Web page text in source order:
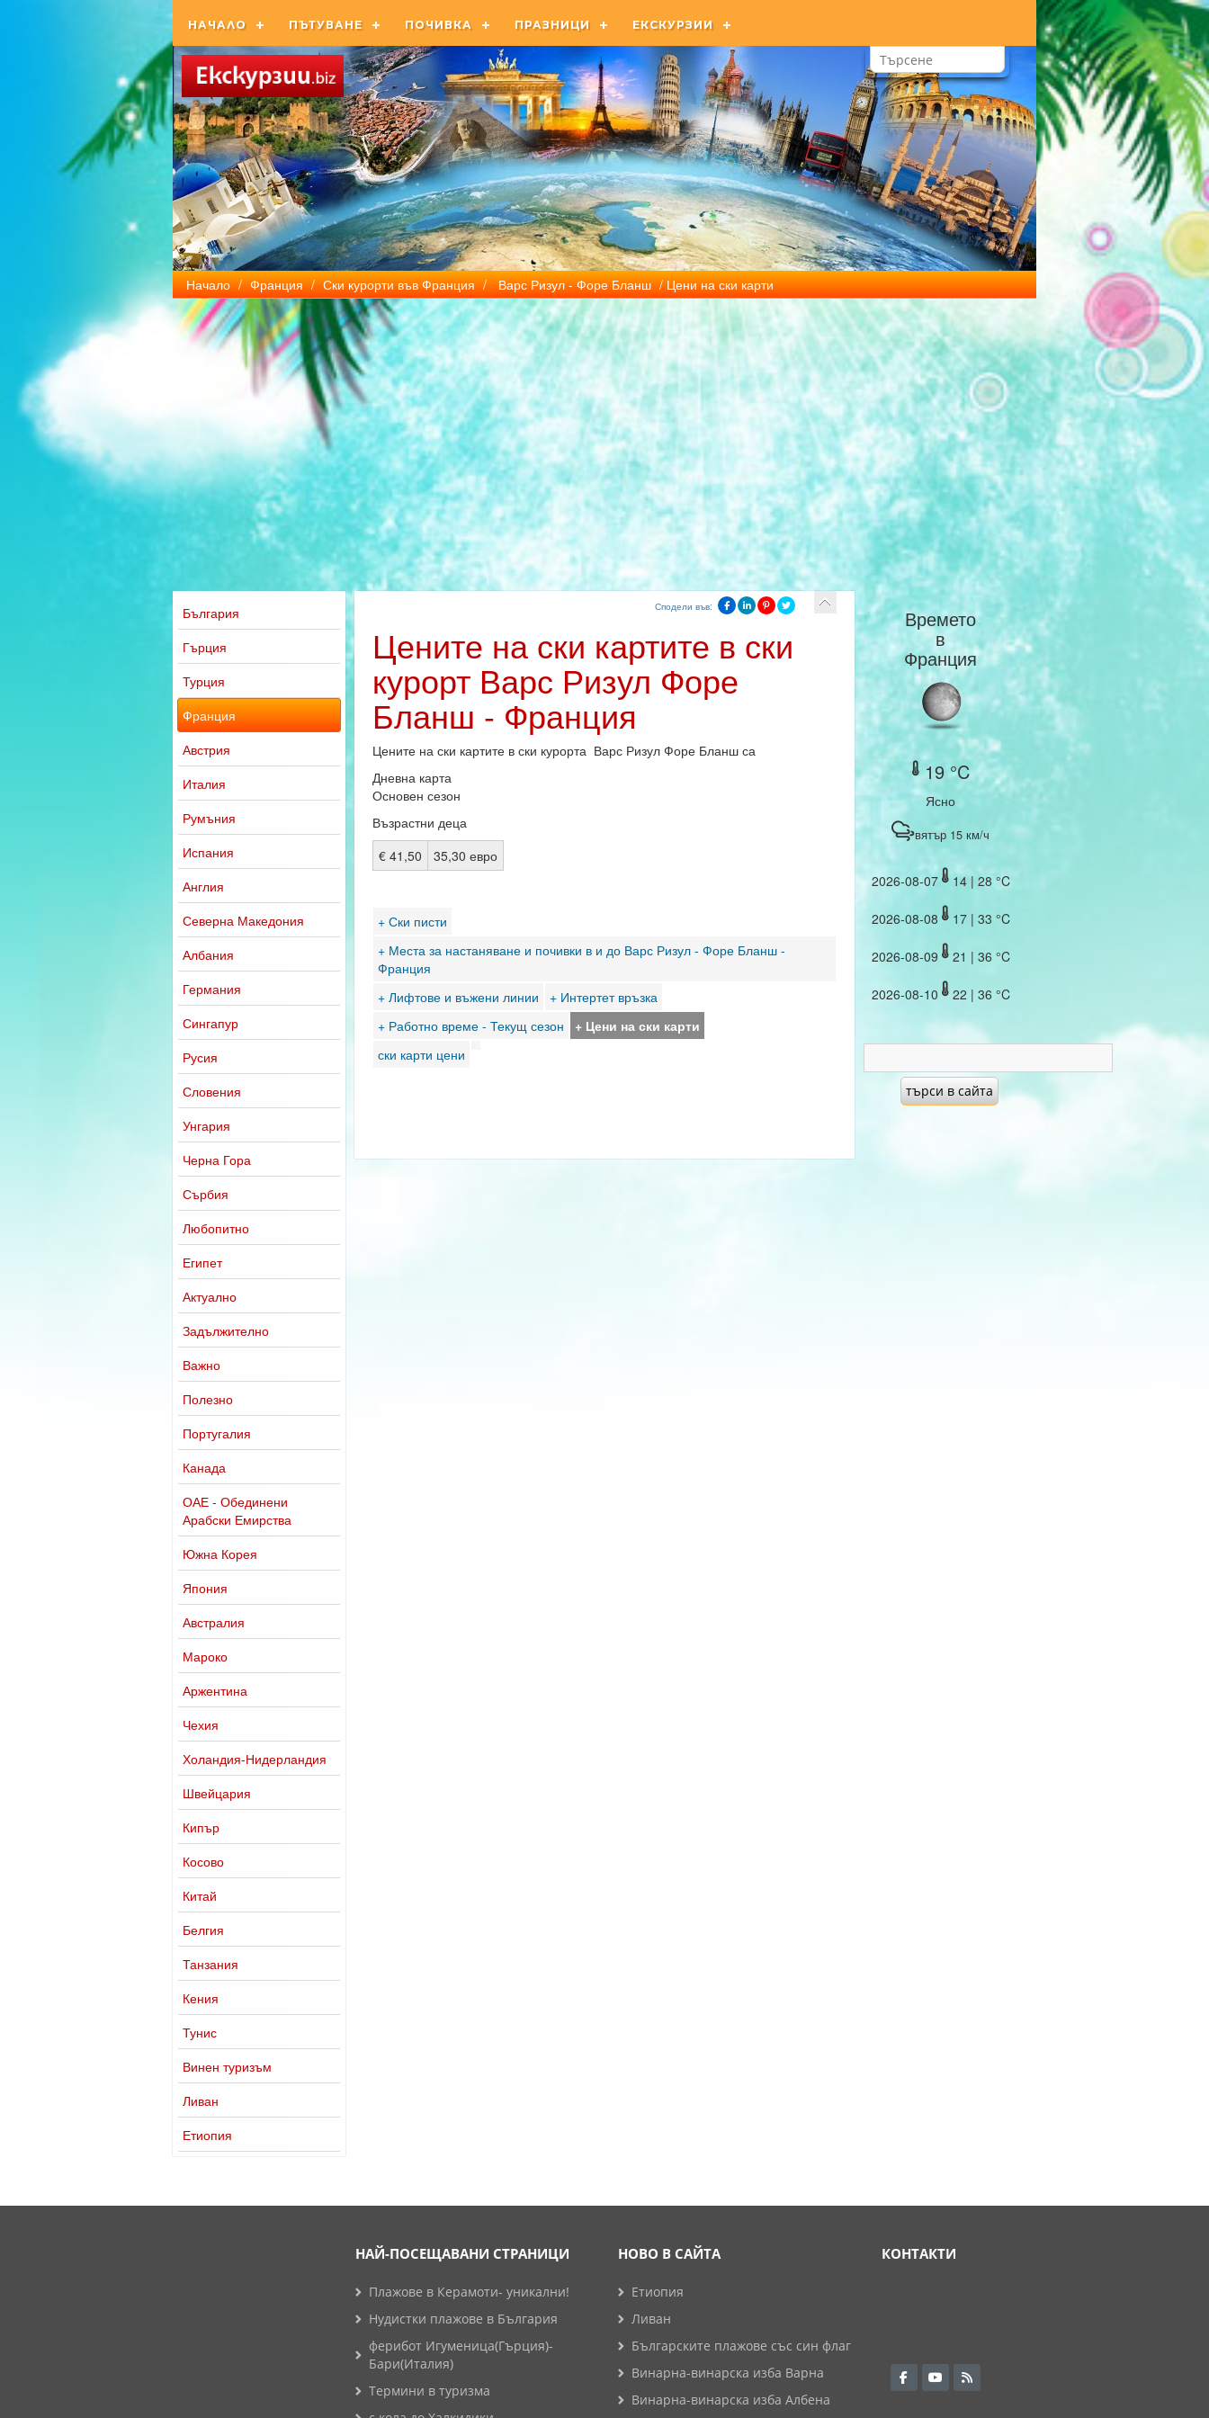
НАЧАЛО ПЪТУВАНЕ ПОЧИВКА ПРАЗНИЦИ ЕКСКУРЗИИ
Начало / Франция / Ски курорти във Франция / Варс Ризул - Форе Бланш / Цени на ски карти
България
Гърция
Турция
Франция
Австрия
Италия
Румъния
Испания
Англия
Северна Македония
Албания
Германия
Сингапур
Русия
Словения
Унгария
Черна Гора
Сърбия
Любопитно
Египет
Актуално
Задължително
Важно
Полезно
Португалия
Канада
ОАЕ - Обединени
Арабски Емирства
Южна Корея
Япония
Австралия
Мароко
Аржентина
Чехия
Холандия-Нидерландия
Швейцария
Кипър
Косово
Китай
Белгия
Танзания
Кения
Тунис
Винен туризъм
Ливан
Етиопия
Сподели във:
Цените на ски картите в ски
курорт Варс Ризул Форе
Бланш - Франция
Цените на ски картите в ски курорта Варс Ризул Форе Бланш са
Дневна карта
Основен сезон
Възрастни деца
€ 41,50
35,30 евро
+ Ски писти
+ Места за настаняване и почивки в и до Варс Ризул - Форе Бланш -
Франция
+ Лифтове и въжени линии
+ Интертет връзка
+ Работно време - Текущ сезон
+ Цени на ски карти
ски карти цени
Времето
в
Франция
19 °C
Ясно
вятър 15 км/ч
2026-08-07 14 | 28 °C
2026-08-08 17 | 33 °C
2026-08-09 21 | 36 °C
2026-08-10 22 | 36 °C
НАЙ-ПОСЕЩАВАНИ СТРАНИЦИ
Плажове в Керамоти- уникални!
Нудистки плажове в България
ферибот Игуменица(Гърция)-
Бари(Италия)
Термини в туризма
НОВО В САЙТА
Етиопия
Ливан
Българските плажове със син флаг
Винарна-винарска изба Варна
Винарна-винарска изба Албена
КОНТАКТИ